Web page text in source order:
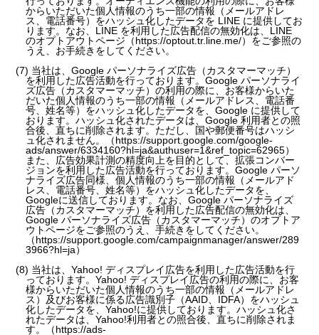
からいただいた個人情報のうち一部の情報（メールアドレ
ス、電話番号）をハッシュ化したデータを LINE に提供してお
ります。なお、LINE を利用した広告配信の無効化は、LINE
のオプトアウトページ（https://optout.tr.line.me/）をご参照の
うえ、お手続きをしてください。
(7) 当社は、Google パーソナライズ広告（カスタマーマッチ）
を利用した広告活動を行っております。Google パーソナライ
ズ広告（カスタマーマッチ）の利用の際に、お客様からいた
だいた個人情報のうち一部の情報（メールアドレス、電話番
号、姓名等）をハッシュ化したデータを、Google に提供して
おります。ハッシュ化されたデータは、Google 利用者との照
合後、直ちに削除されます。ただし、国や郵便番号はハッシ
ュ化されません。（https://support.google.com/google-
ads/answer/6334160?hl=ja&authuser=1&ref_topic=62965）
また、広告効果計測の精度向上を目的として、拡張コンバー
ジョンを利用した広告活動を行っております。Google パーソ
ナライズ広告同様、個人情報のうち一部の情報（メールアド
レス、電話番号、姓名等）をハッシュ化したデータを、
Googleに送信しております。なお、Google パーソナライズ
広告（カスタマーマッチ）を利用した広告配信の無効化は、
Google パーソナライズ広告（カスタマーマッチ）のオプトア
ウトページをご参照のうえ、手続きをしてください。
（https://support.google.com/campaignmanager/answer/289
3966?hl=ja）
(8) 当社は、Yahoo! ディスプレイ広告を利用した広告活動を行
っております。Yahoo! ディスプレイ広告の利用の際に、お客
様からいただいた個人情報のうち一部の情報（メールアドレ
ス）及びお客様に係る広告識別子（AAID、IDFA）をハッシュ
化したデータを、Yahoo!に提供しております。ハッシュ化さ
れたデータは、Yahoo!利用者との照合後、直ちに削除されま
す。（https://ads-